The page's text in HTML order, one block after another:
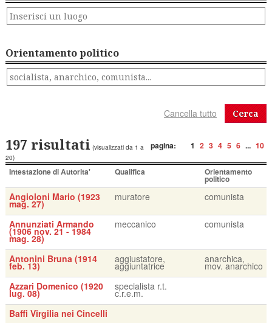
Orientamento politico
Cerca
pagina: 1 2 3 4 5 6 ... 10
197 risultati (visualizzati da 1 a
20)
Intestazione di Autorita' Qualifica Orientamento
politico
Angioloni Mario (1923
mag. 27)
muratore comunista
Annunziati Armando
(1906 nov. 21 - 1984
mag. 28)
meccanico comunista
Antonini Bruna (1914
feb. 13)
aggiustatore,
aggiuntatrice
anarchica,
mov. anarchico
Azzari Domenico (1920
lug. 08)
specialista r.t.
c.r.e.m.
Baffi Virgilia nei Cincelli